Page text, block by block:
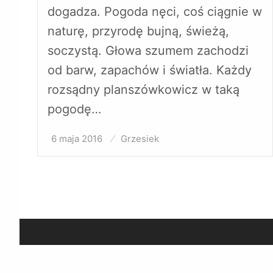
dogadza. Pogoda nęci, coś ciągnie w
naturę, przyrodę bujną, świeżą,
soczystą. Głowa szumem zachodzi
od barw, zapachów i światła. Każdy
rozsądny planszówkowicz w taką
pogodę…
Opublikowane
6 maja 2016 Grzesiek